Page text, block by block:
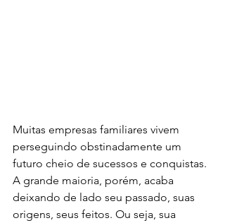
Muitas empresas familiares vivem
perseguindo obstinadamente um
futuro cheio de sucessos e conquistas.
A grande maioria, porém, acaba
deixando de lado seu passado, suas
origens, seus feitos. Ou seja, sua